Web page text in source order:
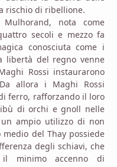
rischio di ribellione.
nota come
secoli e mezzo fa
conosciuta come i
libertà del regno venne
Rossi instaurarono
allora i Maghi Rossi
ferro, rafforzando il loro
di orchi e gnoll nelle
ampio utilizzo di non
del Thay possiede
degli schiavi, che
minimo accenno di